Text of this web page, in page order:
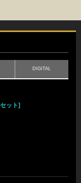
DIGITAL
ット]